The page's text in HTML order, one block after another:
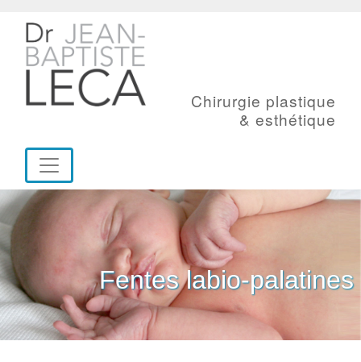
Chirurgie plastique
& esthétique
Fentes labio-palatines